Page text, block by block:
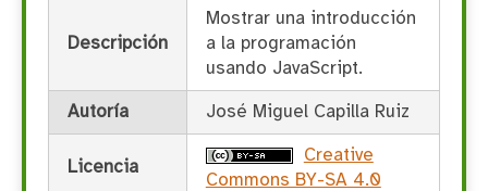
Descripción
Mostrar una introducción
a la programación
usando JavaScript.
Autoría José Miguel Capilla Ruiz
Licencia
Creative
Commons BY-SA 4.0